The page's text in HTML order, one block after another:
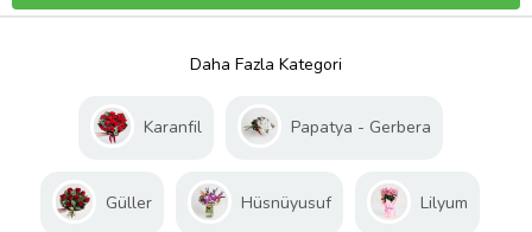
Daha Fazla Kategori
Karanfil Papatya - Gerbera
Güller Hüsnüyusuf Lilyum